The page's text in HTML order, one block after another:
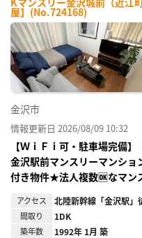
屋】(No.724168)
金沢市
情報更新日 2026/08/09 10:32
【ＷｉＦｉ可・駐車場完備
金沢駅前マンスリーマンシ
付き物件★法人複数🆗なマン
アクセス 北陸新幹線「金沢駅」
間取り 1DK
築年数 1992年 1月 築